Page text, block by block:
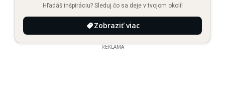
Hľadáš inšpiráciu? Sleduj čo sa deje v tvojom okolí!
Zobraziť viac
REKLAMA